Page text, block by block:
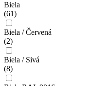
Biela
(61)
Biela / Červená
(2)
Biela / Sivá
(8)